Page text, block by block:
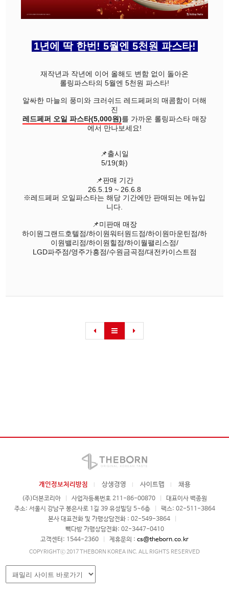
1년에 딱 한번! 5월엔 5천원 파스타!
재작년과 작년에 이어 올해도 변함 없이 돌아온
롤링파스타의 5월엔 5천원 파스타!
알싸한 마늘의 풍미와 크러쉬드 레드페퍼의 매콤함이 더해
진
레드페퍼 오일 파스타(5,000원)를 가까운 롤링파스타 매장
에서 만나보세요!
📌출시일
5/19(화)
📌판매 기간
26.5.19 ~ 26.6.8
※레드페퍼 오일파스타는 해당 기간에만 판매되는 메뉴입
니다.
📌미판매 매장
하이원그랜드호텔점/하이원워터원드점/하이원마운틴점/하
이원밸리점/하이원힐점/하이월팰리스점/
LGD파주점/영주가흥점/수원금곡점/대전카이스트점
개인정보처리방침 상생경영 사이트맵 채용
(주)더본코리아 사업자등록번호 211-86-00870
대표이사 백종원
주소: 서울시 강남구 봉은사로 1길 39 유성빌딩 5~6층
팩스: 02-511-3864
본사 대표전화 및 가맹상담전화 : 02-549-3864
빽다방 가맹상담전화: 02-3447-0410
고객센터: 1544-2360
제휴문의 : cs@theborn.co.kr
COPYRIGHTⓒ 2017 THEBORN KOREA INC. ALL RIGHTS RESERVED